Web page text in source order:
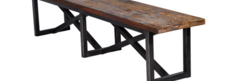
Заказать